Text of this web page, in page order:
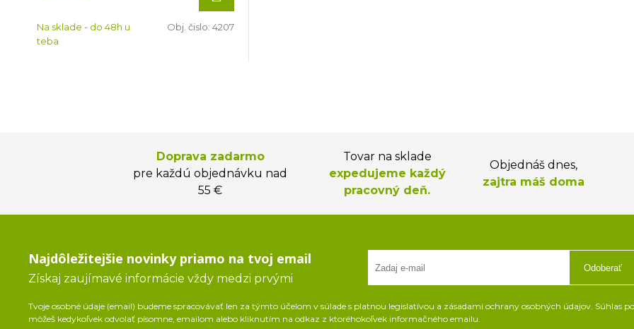
Na sklade - do 48h u
teba
Obj. čislo: 4207
Doprava zadarmo
pre každú objednávku nad
55 €
Tovar na sklade
expedujeme každý
pracovný deň.
Objednáš dnes,
zajtra máš doma
Najdôležitejšie novinky priamo na tvoj email
Získaj zaujímavé informácie vždy medzi prvými
Odoberať
Tvoje osobné údaje (email) budeme spracovávať len za týmto účelom v súlade s platnou legislatívou a zásadami ochrany osobných údajov. Súhlas
môžeš kedykoľvek odvolať písomne, emailom alebo kliknutím na odkaz z ktoréhokoľvek informačného emailu.